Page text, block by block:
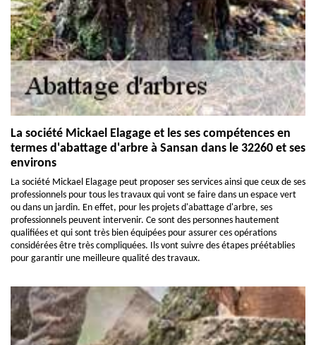
La société Mickael Elagage et les ses compétences en
termes d'abattage d'arbre à Sansan dans le 32260 et ses
environs
La société Mickael Elagage peut proposer ses services ainsi que ceux de ses
professionnels pour tous les travaux qui vont se faire dans un espace vert
ou dans un jardin. En effet, pour les projets d'abattage d'arbre, ses
professionnels peuvent intervenir. Ce sont des personnes hautement
qualifiées et qui sont très bien équipées pour assurer ces opérations
considérées être très compliquées. Ils vont suivre des étapes préétablies
pour garantir une meilleure qualité des travaux.